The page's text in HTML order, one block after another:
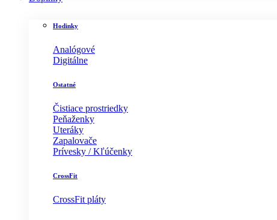
Hodinky
Analógové
Digitálne
Ostatné
Čistiace prostriedky
Peňaženky
Uteráky
Zapalovače
Prívesky / Kľúčenky
CrossFit
CrossFit pláty